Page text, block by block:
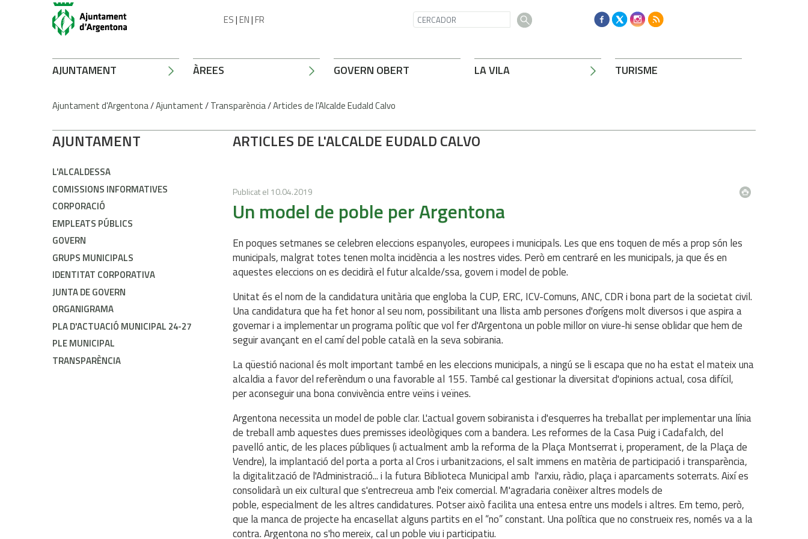
ES|EN|FR
AJUNTAMENT ÀREES GOVERN OBERT LA VILA TURISME
Ajuntament d'Argentona/Ajuntament/Transparència/Articles de l'Alcalde Eudald Calvo
AJUNTAMENT
L'ALCALDESSA
COMISSIONS INFORMATIVES
CORPORACIÓ
EMPLEATS PÚBLICS
GOVERN
GRUPS MUNICIPALS
IDENTITAT CORPORATIVA
JUNTA DE GOVERN
ORGANIGRAMA
PLA D'ACTUACIÓ MUNICIPAL 24-27
PLE MUNICIPAL
TRANSPARÈNCIA
ARTICLES DE L'ALCALDE EUDALD CALVO
Publicat el 10.04.2019
Un model de poble per Argentona
En poques setmanes se celebren eleccions espanyoles, europees i municipals. Les que ens toquen de més a prop són les
municipals, malgrat totes tenen molta incidència a les nostres vides. Però em centraré en les municipals, ja que és en
aquestes eleccions on es decidirà el futur alcalde/ssa, govern i model de poble.
Unitat és el nom de la candidatura unitària que engloba la CUP, ERC, ICV-Comuns, ANC, CDR i bona part de la societat civil.
Una candidatura que ha fet honor al seu nom, possibilitant una llista amb persones d'orígens molt diversos i que aspira a
governar i a implementar un programa polític que vol fer d'Argentona un poble millor on viure-hi sense oblidar que hem de
seguir avançant en el camí del poble català en la seva sobirania.
La qüestió nacional és molt important també en les eleccions municipals, a ningú se li escapa que no ha estat el mateix una
alcaldia a favor del referèndum o una favorable al 155. També cal gestionar la diversitat d'opinions actual, cosa difícil,
per aconseguir una bona convivència entre veïns i veïnes.
Argentona necessita un model de poble clar. L'actual govern sobiranista i d'esquerres ha treballat per implementar una línia
de treball amb aquestes dues premisses ideològiques com a bandera. Les reformes de la Casa Puig i Cadafalch, del
pavelló antic, de les places públiques (i actualment amb la reforma de la Plaça Montserrat i, properament, de la Plaça de
Vendre), la implantació del porta a porta al Cros i urbanitzacions, el salt immens en matèria de participació i transparència,
la digitalització de l'Administració... i la futura Biblioteca Municipal amb l'arxiu, ràdio, plaça i aparcaments soterrats. Així es
consolidarà un eix cultural que s'entrecreua amb l'eix comercial. M'agradaria conèixer altres models de
poble, especialment de les altres candidatures. Potser això facilita una entesa entre uns models i altres. Em temo, però,
que la manca de projecte ha encasellat alguns partits en el “no” constant. Una política que no construeix res, només va a la
contra. Argentona no s'ho mereix, cal un poble viu i participatiu.